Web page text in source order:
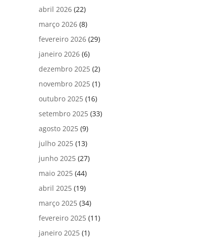
abril 2026 (22)
março 2026 (8)
fevereiro 2026 (29)
janeiro 2026 (6)
dezembro 2025 (2)
novembro 2025 (1)
outubro 2025 (16)
setembro 2025 (33)
agosto 2025 (9)
julho 2025 (13)
junho 2025 (27)
maio 2025 (44)
abril 2025 (19)
março 2025 (34)
fevereiro 2025 (11)
janeiro 2025 (1)